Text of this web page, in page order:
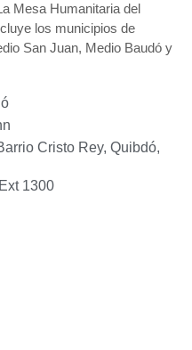
Mesa Humanitaria del
los municipios de
San Juan, Medio Baudó y
Cristo Rey, Quibdó,
1300